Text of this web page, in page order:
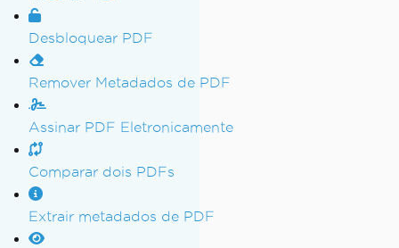
Desbloquear PDF
Remover Metadados de PDF
Assinar PDF Eletronicamente
Comparar dois PDFs
Extrair metadados de PDF